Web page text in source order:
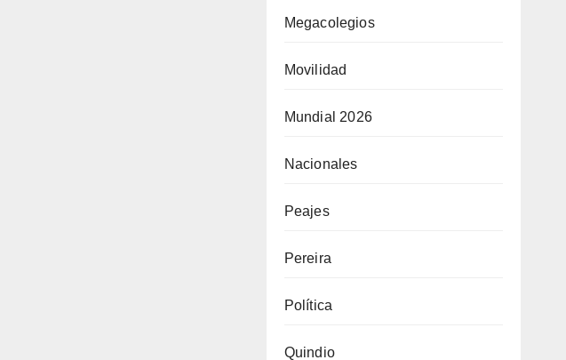
Megacolegios
Movilidad
Mundial 2026
Nacionales
Peajes
Pereira
Política
Quindio